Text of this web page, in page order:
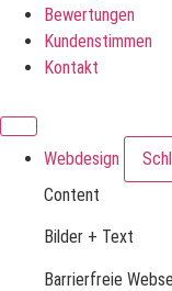
Bewertungen
Kundenstimmen
Kontakt
Webdesign
Content
Bilder + Text
Barrierfreie